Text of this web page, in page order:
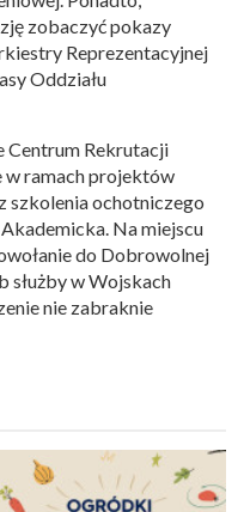
zobaczyć pokazy
Reprezentacyjnej
Oddziału
Centrum Rekrutacji
w ramach projektów
szkolenia ochotniczego
Na miejscu
do Dobrowolnej
służby w Wojskach
nie zabraknie